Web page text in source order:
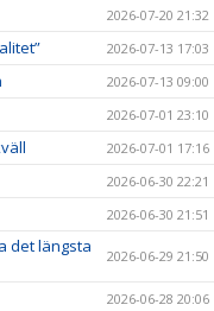
2026-07-20 21:32
2026-07-13 17:03
2026-07-13 09:00
2026-07-01 23:10
2026-07-01 17:16
2026-06-30 22:21
2026-06-30 21:51
det längsta
2026-06-29 21:50
2026-06-28 20:06